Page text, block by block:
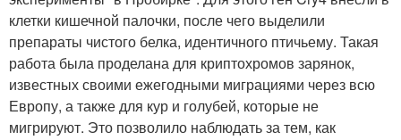
клетки кишечной палочки, после чего выделили
препараты чистого белка, идентичного птичьему. Такая
работа была проделана для криптохромов зарянок,
известных своими ежегодными миграциями через всю
Европу, а также для кур и голубей, которые не
мигрируют. Это позволило наблюдать за тем, как